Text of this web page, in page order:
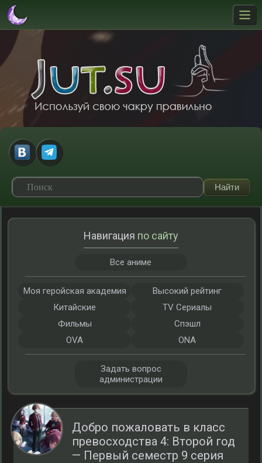
Добро пожаловать в класс
превосходства 4: Второй год
— Первый семестр 9 серия
Навигация по сайту
Все аниме
Моя геройская академия
Высокий рейтинг
Китайские
TV Сериалы
Фильмы
Спэшл
OVA
ONA
Задать вопрос
администрации